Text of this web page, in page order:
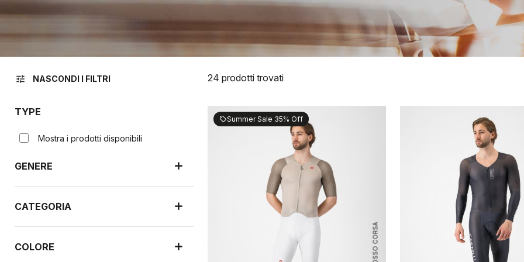
tune NASCONDI I FILTRI 24 prodotti trovati
TYPE
Mostra i prodotti disponibili
GENERE
CATEGORIA
COLORE ROSSO CORSA
sellSummer Sale 35% Off